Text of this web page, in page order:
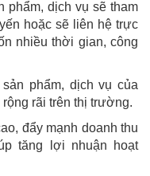
phẩm, dịch vụ sẽ tham
hoặc sẽ liên hệ trực
nhiều thời gian, công
phẩm, dịch vụ của
rãi trên thị trường.
đẩy mạnh doanh thu
tăng lợi nhuận hoạt